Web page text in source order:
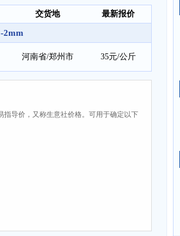
交货地 最新报价
2mm
河南省/郑州市 35元/公斤
导价，又称生意社价格。可用于确定以下